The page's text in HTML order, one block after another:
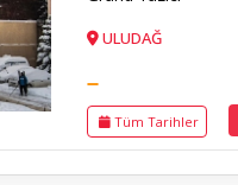
ULUDAĞ
Tüm Tarihler